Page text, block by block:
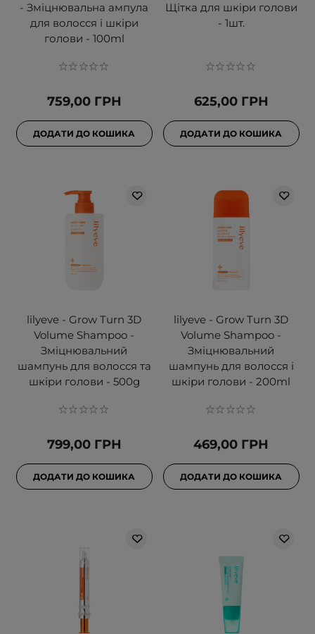
- Зміцнювальна ампула
для волосся і шкіри
голови - 100ml
759,00 ГРН
ДОДАТИ ДО КОШИКА
Щітка для шкіри голови
- 1шт.
625,00 ГРН
ДОДАТИ ДО КОШИКА
lilyeve - Grow Turn 3D
Volume Shampoo -
Зміцнювальний
шампунь для волосся та
шкіри голови - 500g
799,00 ГРН
ДОДАТИ ДО КОШИКА
lilyeve - Grow Turn 3D
Volume Shampoo -
Зміцнювальний
шампунь для волосся і
шкіри голови - 200ml
469,00 ГРН
ДОДАТИ ДО КОШИКА